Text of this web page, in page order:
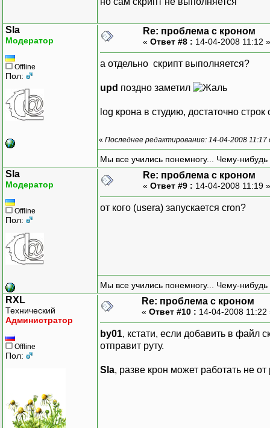
Sla
Модератор
Offline
Пол:
Re: проблема с кроном
« Ответ #8 : 14-04-2008 11:12
а отдельно скрипт выполняется?
upd поздно заметил
log крона в студию, достаточно
« Последнее редактирование: 14-04-2008 11:17
Мы все учились понемногу... Чему-нибудь
Sla
Модератор
Offline
Пол:
Re: проблема с кроном
« Ответ #9 : 14-04-2008 11:19
от кого (userа) запускается cron?
Мы все учились понемногу... Чему-нибудь
RXL
Технический
Администратор
Offline
Пол:
Re: проблема с кроном
« Ответ #10 : 14-04-2008
by01, кстати, если добавить в файл
отправит руту.
Sla, разве крон может работать не